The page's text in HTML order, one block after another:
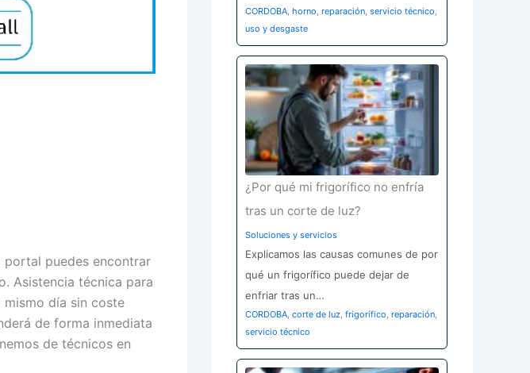
portal puedes encontrar
Asistencia técnica para
día sin coste
de forma inmediata
de técnicos en
CORDOBA, horno, reparación, servicio técnico,
uso y desgaste
¿Por qué mi frigorífico no enfría
tras un corte de luz?
Soluciones y servicios
Explicamos las causas comunes de por
qué un frigorífico puede dejar de
enfriar tras un…
CORDOBA, corte de luz, frigorífico, reparación,
servicio técnico